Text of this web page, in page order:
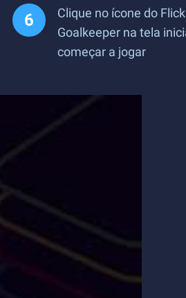
Clique no ícone do
Goalkeeper na tela
começar a jogar